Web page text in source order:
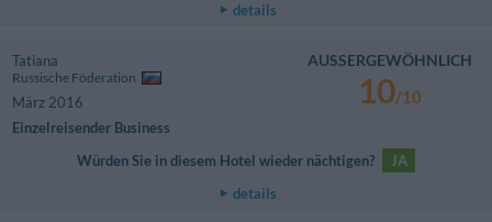
details
Tatiana
Russische Föderation
März 2016
Einzelreisender Business
AUSSERGEWÖHNLICH
10/10
Würden Sie in diesem Hotel wieder nächtigen?
JA
details